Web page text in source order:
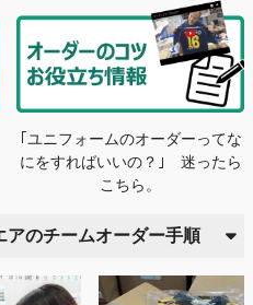
｢ユニフォームのオーダーってな
にをすればいいの？｣ 迷ったら
こちら。
アのチームオーダー手順